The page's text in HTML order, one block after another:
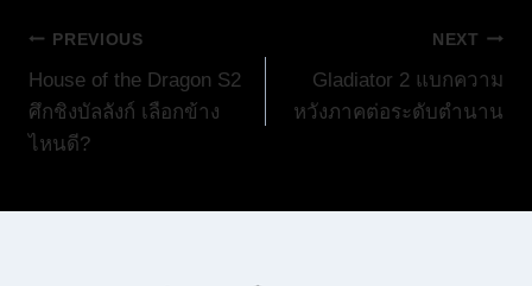
แนะแนว
เรื่อง
PREVIOUS
House of the Dragon S2
ศึกชิงบัลลังก์ เลือกข้าง
ไหนดี?
NEXT
Gladiator 2 แบกความ
หวังภาคต่อระดับตำนาน